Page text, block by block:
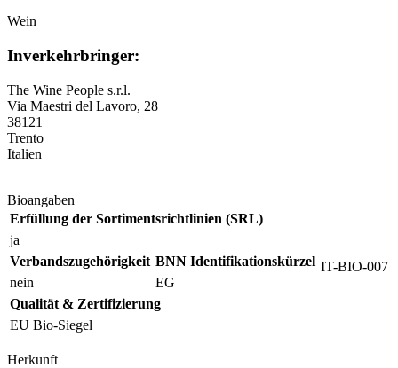
Wein
Inverkehrbringer:
The Wine People s.r.l.
Via Maestri del Lavoro, 28
38121
Trento
Italien
Bioangaben
Erfüllung der Sortimentsrichtlinien (SRL)
ja
Verbandszugehörigkeit
nein
BNN Identifikationskürzel
EG
IT-BIO-007
Qualität & Zertifizierung
EU Bio-Siegel
Herkunft